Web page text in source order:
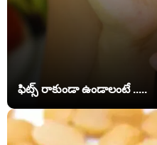
ఫిట్స్ రాకుండా ఉండాలంటే .....